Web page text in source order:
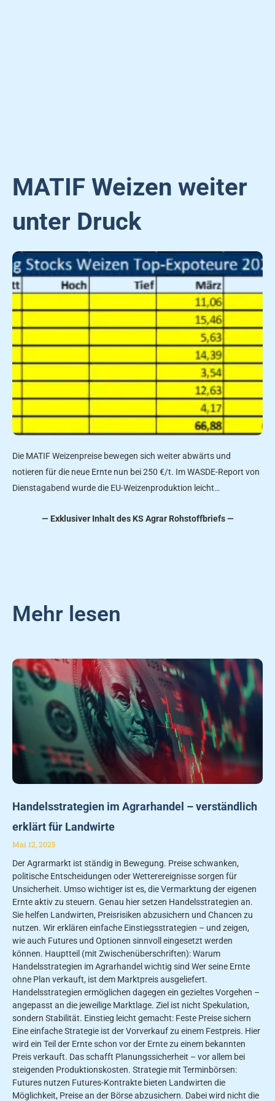
MATIF Weizen weiter
unter Druck
Die MATIF Weizenpreise bewegen sich weiter abwärts und
notieren für die neue Ernte nun bei 250 €/t. Im WASDE-Report von
Dienstagabend wurde die EU-Weizenproduktion leicht…
— Exklusiver Inhalt des KS Agrar Rohstoffbriefs —
Mehr lesen
Handelsstrategien im Agrarhandel – verständlich
erklärt für Landwirte
Mai 12, 2025
Der Agrarmarkt ist ständig in Bewegung. Preise schwanken,
politische Entscheidungen oder Wetterereignisse sorgen für
Unsicherheit. Umso wichtiger ist es, die Vermarktung der eigenen
Ernte aktiv zu steuern. Genau hier setzen Handelsstrategien an.
Sie helfen Landwirten, Preisrisiken abzusichern und Chancen zu
nutzen. Wir erklären einfache Einstiegsstrategien – und zeigen,
wie auch Futures und Optionen sinnvoll eingesetzt werden
können. Hauptteil (mit Zwischenüberschriften): Warum
Handelsstrategien im Agrarhandel wichtig sind Wer seine Ernte
ohne Plan verkauft, ist dem Marktpreis ausgeliefert.
Handelsstrategien ermöglichen dagegen ein gezieltes Vorgehen –
angepasst an die jeweilige Marktlage. Ziel ist nicht Spekulation,
sondern Stabilität. Einstieg leicht gemacht: Feste Preise sichern
Eine einfache Strategie ist der Vorverkauf zu einem Festpreis. Hier
wird ein Teil der Ernte schon vor der Ernte zu einem bekannten
Preis verkauft. Das schafft Planungssicherheit – vor allem bei
steigenden Produktionskosten. Strategie mit Terminbörsen:
Futures nutzen Futures-Kontrakte bieten Landwirten die
Möglichkeit, Preise an der Börse abzusichern. Dabei wird nicht die